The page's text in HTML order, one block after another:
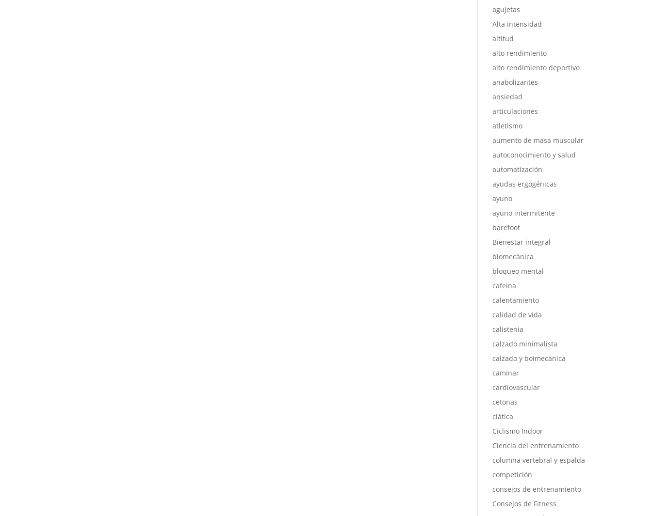
agujetas
Alta intensidad
altitud
alto rendimiento
alto rendimiento deportivo
anabolizantes
ansiedad
articulaciones
atletismo
aumento de masa muscular
autoconocimiento y salud
automatización
ayudas ergogénicas
ayuno
ayuno intermitente
barefoot
Bienestar integral
biomecánica
bloqueo mental
cafeina
calentamiento
calidad de vida
calistenia
calzado minimalista
calzado y boimecánica
caminar
cardiovascular
cetonas
ciática
Ciclismo Indoor
Ciencia del entrenamiento
columna vertebral y espalda
competición
consejos de entrenamiento
Consejos de Fitness